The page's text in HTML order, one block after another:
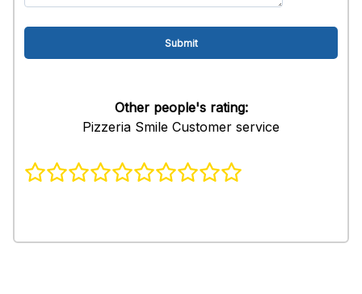
Other people's rating:
Pizzeria Smile Customer service